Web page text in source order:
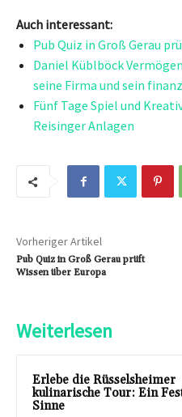
Auch interessant:
Pub Quiz in Groß Gerau
Daniel Küblböck
seine Firma und sein
Fünf Tage Spiel und
Reisinger Anlagen
Vorheriger Artikel
Pub Quiz in Groß Gerau prüft
Wissen über Europa
Weiterlesen
Erlebe die Rüsselsheimer
kulinarische Tour: Ein
Sinne